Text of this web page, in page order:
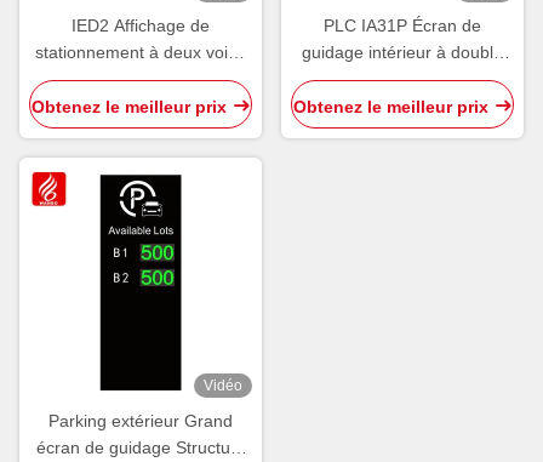
IED2 Affichage de
stationnement à deux voies
Tableau de guidage intérieur
Affichage d'écran Wayfinder
Obtenez le meilleur prix
PLC IA31P Écran de
guidage intérieur à double
sens Affichage de l'espace
de stationnement
Obtenez le meilleur prix
Vidéo
Parking extérieur Grand
écran de guidage Structure